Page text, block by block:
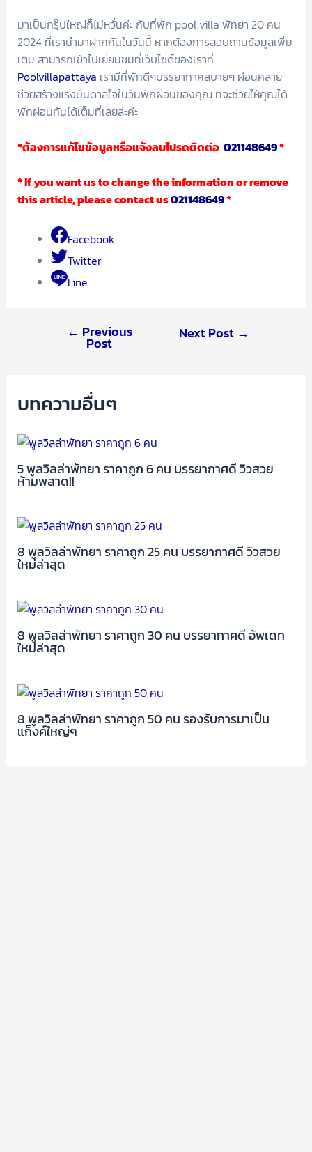
มาเป็นกรุ๊ปใหญ่ก็ไม่หวั่นค่ะ กับที่พัก pool villa พัทยา 20 คน
2024 ที่เรานำมาฝากกันในวันนี้ หากต้องการสอบถามข้อมูลเพิ่ม
เติม สามารถเข้าไปเยี่ยมชมที่เว็บไซด์ของเราที่
Poolvillapattaya เรามีที่พักดีๆบรรยากาศสบายๆ ผ่อนคลาย
ช่วยสร้างแรงบันดาลใจในวันพักผ่อนของคุณ ที่จะช่วยให้คุณได้
พักผ่อนกันได้เต็มที่เลยล่ะค่ะ
*ต้องการแก้ไขข้อมูลหรือแจ้งลบโปรดติดต่อ 021148649*
* If you want us to change the information or remove
this article, please contact us021148649*
Facebook
Twitter
Line
← Previous
Post
Next Post →
บทความอื่นๆ
5 พูลวิลล่าพัทยา ราคาถูก 6 คน บรรยากาศดี วิวสวย
ห้ามพลาด!!
8 พูลวิลล่าพัทยา ราคาถูก 25 คน บรรยากาศดี วิวสวย
ใหม่ล่าสุด
8 พูลวิลล่าพัทยา ราคาถูก 30 คน บรรยากาศดี อัพเดท
ใหม่ล่าสุด
8 พูลวิลล่าพัทยา ราคาถูก 50 คน รองรับการมาเป็น
แก็งค์ใหญ่ๆ